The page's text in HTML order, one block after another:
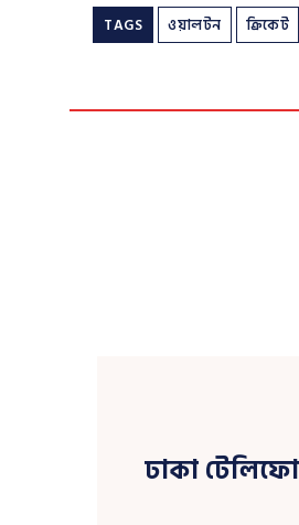
TAGS ওয়ালটন ক্রিকেট
ঢাকা